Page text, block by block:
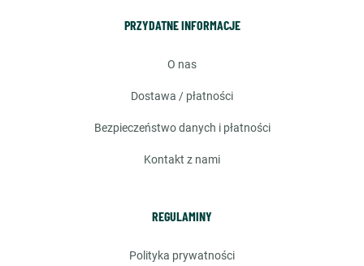
PRZYDATNE INFORMACJE
o nas
dostawa / płatności
bezpieczeństwo danych i płatności
kontakt z nami
REGULAMINY
polityka prywatności